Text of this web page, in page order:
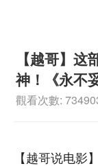
【越哥】
神！《永不
觀看次數:
【越哥说电影】